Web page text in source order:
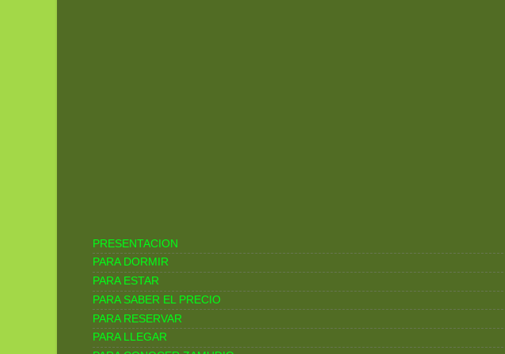
PRESENTACION
PARA DORMIR
PARA ESTAR
PARA SABER EL PRECIO
PARA RESERVAR
PARA LLEGAR